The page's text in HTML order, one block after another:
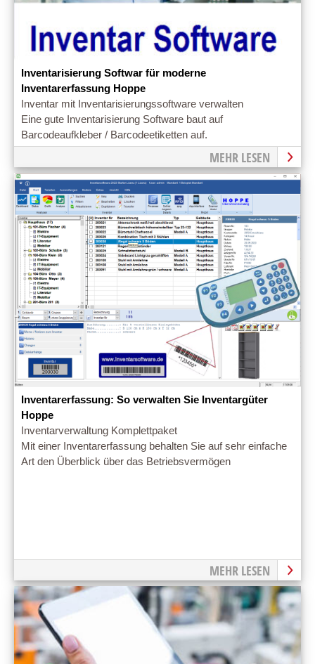
Inventarisierung Softwar für moderne
Inventarerfassung Hoppe
Inventar mit Inventarisierungssoftware verwalten
Eine gute Inventarisierung Software baut auf
Barcodeaufkleber / Barcodeetiketten auf.
MEHR LESEN
Inventarerfassung: So verwalten Sie Inventargüter
Hoppe
Inventarverwaltung Komplettpaket
Mit einer Inventarerfassung behalten Sie auf sehr einfache
Art den Überblick über das Betriebsvermögen
MEHR LESEN